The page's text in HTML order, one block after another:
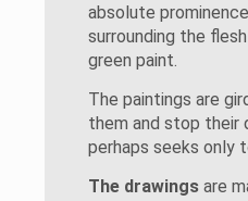
absolute
surrounding the
green paint.
The paintings are
them and stop their
perhaps seeks only
The drawingsare